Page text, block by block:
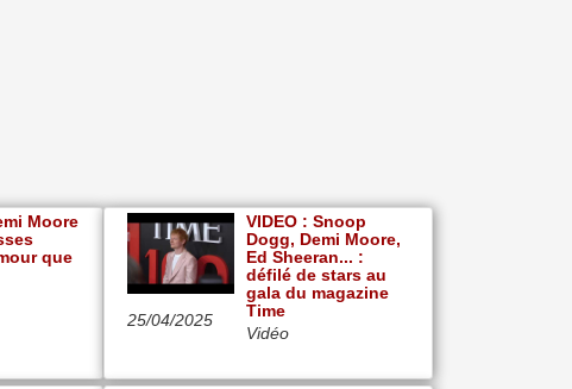
Moore
que
25/04/2025
VIDEO : Snoop
Dogg, Demi Moore,
Ed Sheeran... :
défilé de stars au
gala du magazine
Time
Vidéo